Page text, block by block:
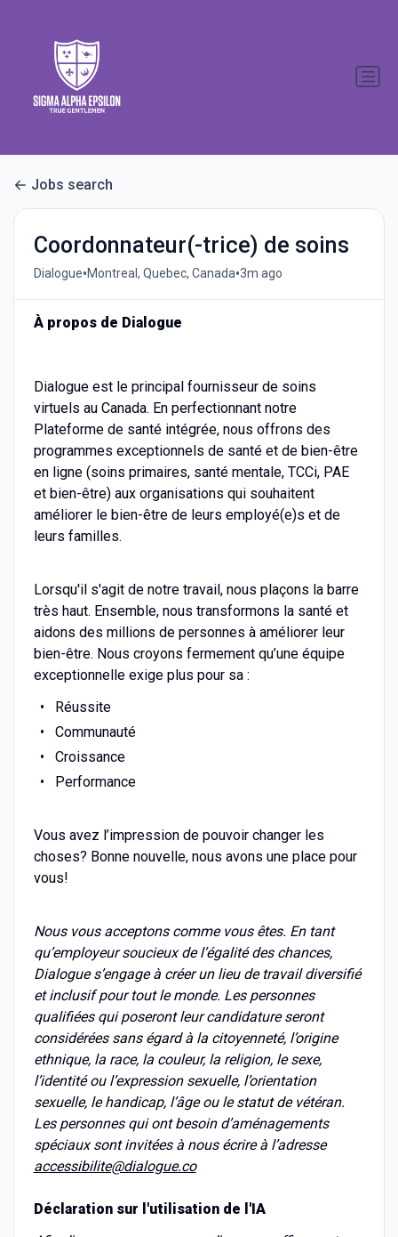
Jobs search
Coordonnateur(-trice) de soins
Dialogue•Montreal, Quebec, Canada•3m ago
À propos de Dialogue
Dialogue est le principal fournisseur de soins
virtuels au Canada. En perfectionnant notre
Plateforme de santé intégrée, nous offrons des
programmes exceptionnels de santé et de bien-être
en ligne (soins primaires, santé mentale, TCCi, PAE
et bien-être) aux organisations qui souhaitent
améliorer le bien-être de leurs employé(e)s et de
leurs familles.
Lorsqu'il s'agit de notre travail, nous plaçons la barre
très haut. Ensemble, nous transformons la santé et
aidons des millions de personnes à améliorer leur
bien-être. Nous croyons fermement qu’une équipe
exceptionnelle exige plus pour sa :
Réussite
Communauté
Croissance
Performance
Vous avez l’impression de pouvoir changer les
choses? Bonne nouvelle, nous avons une place pour
vous!
Nous vous acceptons comme vous êtes. En tant
qu’employeur soucieux de l’égalité des chances,
Dialogue s’engage à créer un lieu de travail diversifié
et inclusif pour tout le monde. Les personnes
qualifiées qui poseront leur candidature seront
considérées sans égard à la citoyenneté, l’origine
ethnique, la race, la couleur, la religion, le sexe,
l’identité ou l’expression sexuelle, l’orientation
sexuelle, le handicap, l’âge ou le statut de vétéran.
Les personnes qui ont besoin d’aménagements
spéciaux sont invitées à nous écrire à l’adresse
accessibilite@dialogue.co
Déclaration sur l'utilisation de l'IA